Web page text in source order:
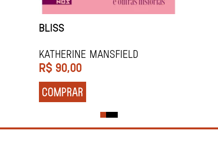
BLISS
Katherine Mansfield
R$ 90,00
COMPRAR